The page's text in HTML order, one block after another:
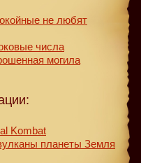
не любят
числа
могила
Kombat
планеты Земля